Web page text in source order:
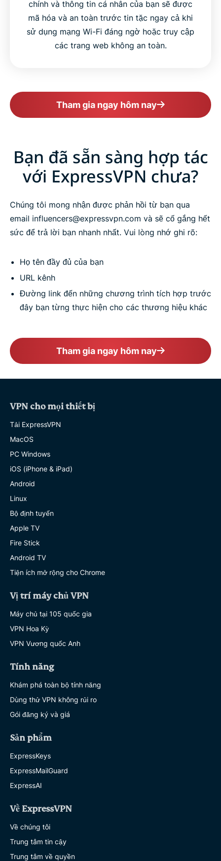
chính và thông tin cá nhân của bạn sẽ được
mã hóa và an toàn trước tin tặc ngay cả khi
sử dụng mạng Wi-Fi đáng ngờ hoặc truy cập
các trang web không an toàn.
Tham gia ngay hôm nay
Bạn đã sẵn sàng hợp tác
với ExpressVPN chưa?
Chúng tôi mong nhận được phản hồi từ bạn qua
email influencers@expressvpn.com và sẽ cố gắng hết
sức để trả lời bạn nhanh nhất. Vui lòng nhớ ghi rõ:
Họ tên đầy đủ của bạn
URL kênh
Đường link đến những chương trình tích hợp trước
đây bạn từng thực hiện cho các thương hiệu khác
Tham gia ngay hôm nay
VPN cho mọi thiết bị
Tải ExpressVPN
MacOS
PC Windows
iOS (iPhone & iPad)
Android
Linux
Bộ định tuyến
Apple TV
Fire Stick
Android TV
Tiện ích mở rộng cho Chrome
Vị trí máy chủ VPN
Máy chủ tại 105 quốc gia
VPN Hoa Kỳ
VPN Vương quốc Anh
Tính năng
Khám phá toàn bộ tính năng
Dùng thử VPN không rủi ro
Gói đăng ký và giá
Sản phẩm
ExpressKeys
ExpressMailGuard
ExpressAI
Về ExpressVPN
Về chúng tôi
Trung tâm tin cậy
Trung tâm về quyền